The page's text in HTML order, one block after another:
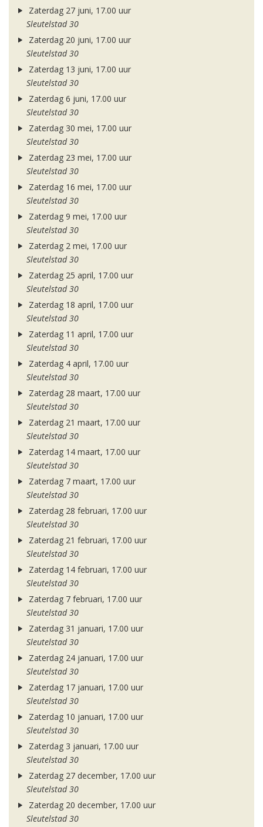
Zaterdag 27 juni, 17.00 uur
Sleutelstad 30
Zaterdag 20 juni, 17.00 uur
Sleutelstad 30
Zaterdag 13 juni, 17.00 uur
Sleutelstad 30
Zaterdag 6 juni, 17.00 uur
Sleutelstad 30
Zaterdag 30 mei, 17.00 uur
Sleutelstad 30
Zaterdag 23 mei, 17.00 uur
Sleutelstad 30
Zaterdag 16 mei, 17.00 uur
Sleutelstad 30
Zaterdag 9 mei, 17.00 uur
Sleutelstad 30
Zaterdag 2 mei, 17.00 uur
Sleutelstad 30
Zaterdag 25 april, 17.00 uur
Sleutelstad 30
Zaterdag 18 april, 17.00 uur
Sleutelstad 30
Zaterdag 11 april, 17.00 uur
Sleutelstad 30
Zaterdag 4 april, 17.00 uur
Sleutelstad 30
Zaterdag 28 maart, 17.00 uur
Sleutelstad 30
Zaterdag 21 maart, 17.00 uur
Sleutelstad 30
Zaterdag 14 maart, 17.00 uur
Sleutelstad 30
Zaterdag 7 maart, 17.00 uur
Sleutelstad 30
Zaterdag 28 februari, 17.00 uur
Sleutelstad 30
Zaterdag 21 februari, 17.00 uur
Sleutelstad 30
Zaterdag 14 februari, 17.00 uur
Sleutelstad 30
Zaterdag 7 februari, 17.00 uur
Sleutelstad 30
Zaterdag 31 januari, 17.00 uur
Sleutelstad 30
Zaterdag 24 januari, 17.00 uur
Sleutelstad 30
Zaterdag 17 januari, 17.00 uur
Sleutelstad 30
Zaterdag 10 januari, 17.00 uur
Sleutelstad 30
Zaterdag 3 januari, 17.00 uur
Sleutelstad 30
Zaterdag 27 december, 17.00 uur
Sleutelstad 30
Zaterdag 20 december, 17.00 uur
Sleutelstad 30